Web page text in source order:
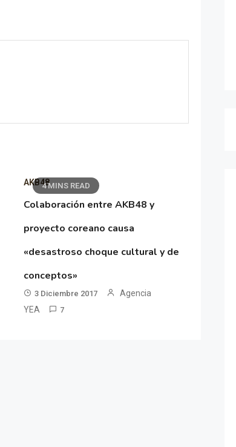
4 MINS READ
AKB48
Colaboración entre AKB48 y
proyecto coreano causa
«desastroso choque cultural y de
conceptos»
3 Diciembre 2017
Agencia
YEA
7